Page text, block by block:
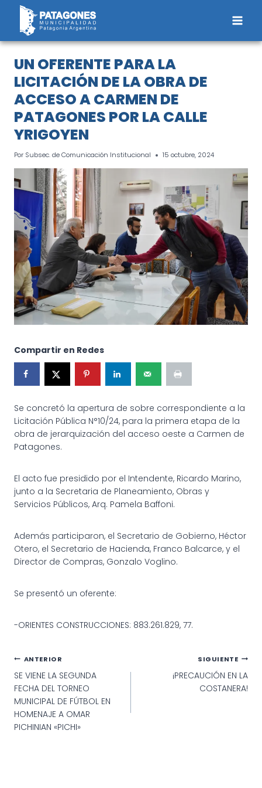
Saltar
contenido
UN OFERENTE PARA LA
LICITACIÓN DE LA OBRA DE
ACCESO A CARMEN DE
PATAGONES POR LA CALLE
YRIGOYEN
Por Subsec. de Comunicación Institucional 15 octubre, 2024
Compartir en Redes
Se concretó la apertura de sobre correspondiente a la
Licitación Pública N°10/24, para la primera etapa de la
obra de jerarquización del acceso oeste a Carmen de
Patagones.
El acto fue presidido por el Intendente, Ricardo Marino,
junto a la Secretaria de Planeamiento, Obras y
Servicios Públicos, Arq. Pamela Baffoni.
Además participaron, el Secretario de Gobierno, Héctor
Otero, el Secretario de Hacienda, Franco Balcarce, y el
Director de Compras, Gonzalo Voglino.
Se presentó un oferente:
-ORIENTES CONSTRUCCIONES: 883.261.829, 77.
Navegación
de
entradas
ANTERIOR
SE VIENE LA SEGUNDA
FECHA DEL TORNEO
MUNICIPAL DE FÚTBOL EN
HOMENAJE A OMAR
PICHINIAN «PICHI»
SIGUIENTE
¡PRECAUCIÓN EN LA
COSTANERA!